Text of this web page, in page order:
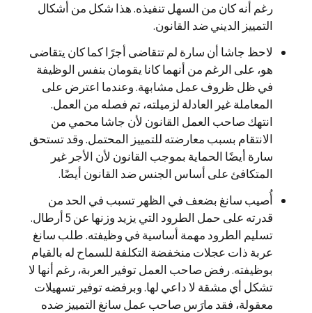
رغم أنه كان من السهل تنفيذه. هذا شكل من أشكال
التمييز الديني ضد القانون.
لاحظ جاشا أن سارة لم تتقاضى أجرًا كما كان يتقاضى
هو، على الرغم من أنهما كانا يقومان بنفس الوظيفة
في ظل ظروف عمل مشابهة. وعندما اعترض على
المعاملة غير العادلة لزميلته، تم فصله من العمل.
انتهك صاحب العمل القانون لأن جاشا محمي من
الانتقام بسبب معارضته للتمييز المحتمل. وقد تستحق
سارة أيضًا الحماية بموجب القانون لأن الأجر غير
المتكافئ على أساس الجنس ضد القانون أيضًا.
أُصيب سانغ بضعف في الظهر تسبب في الحد من
قدرته على حمل الطرود التي يزيد وزنها عن 5 أرطال.
تسليم الطرود مهمة أساسية في وظيفته. طلب سانغ
عربة ذات عجلات منخفضة التكلفة للسماح له بالقيام
بوظيفته. رفض صاحب العمل توفير العربة، رغم أنها لا
تشكل أي مشقة لا داعي لها. وبرفضه توفير تسهيلات
معقولة، فقد مارَس صاحب عمل سانغ التمييز ضده